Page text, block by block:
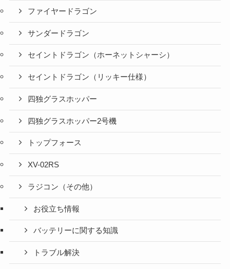
ファイヤードラゴン
サンダードラゴン
セイントドラゴン（ホーネットシャーシ）
セイントドラゴン（リッキー仕様）
四独グラスホッパー
四独グラスホッパー2号機
トップフォース
XV-02RS
ラジコン（その他）
お役立ち情報
バッテリーに関する知識
トラブル解決